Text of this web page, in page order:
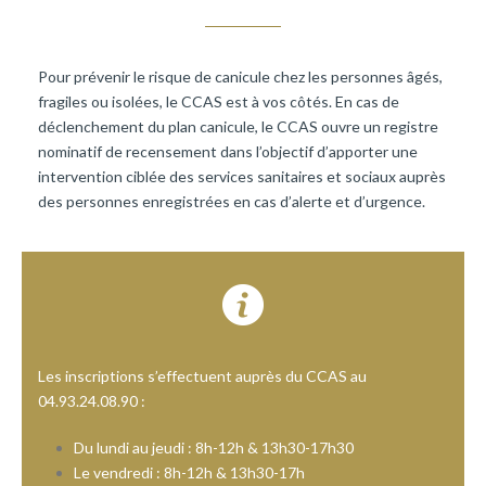
Pour prévenir le risque de canicule chez les personnes âgés,
fragiles ou isolées, le CCAS est à vos côtés. En cas de
déclenchement du plan canicule, le CCAS ouvre un registre
nominatif de recensement dans l’objectif d’apporter une
intervention ciblée des services sanitaires et sociaux auprès
des personnes enregistrées en cas d’alerte et d’urgence.
Les inscriptions s’effectuent auprès du CCAS au
04.93.24.08.90 :
Du lundi au jeudi : 8h-12h & 13h30-17h30
Le vendredi : 8h-12h & 13h30-17h